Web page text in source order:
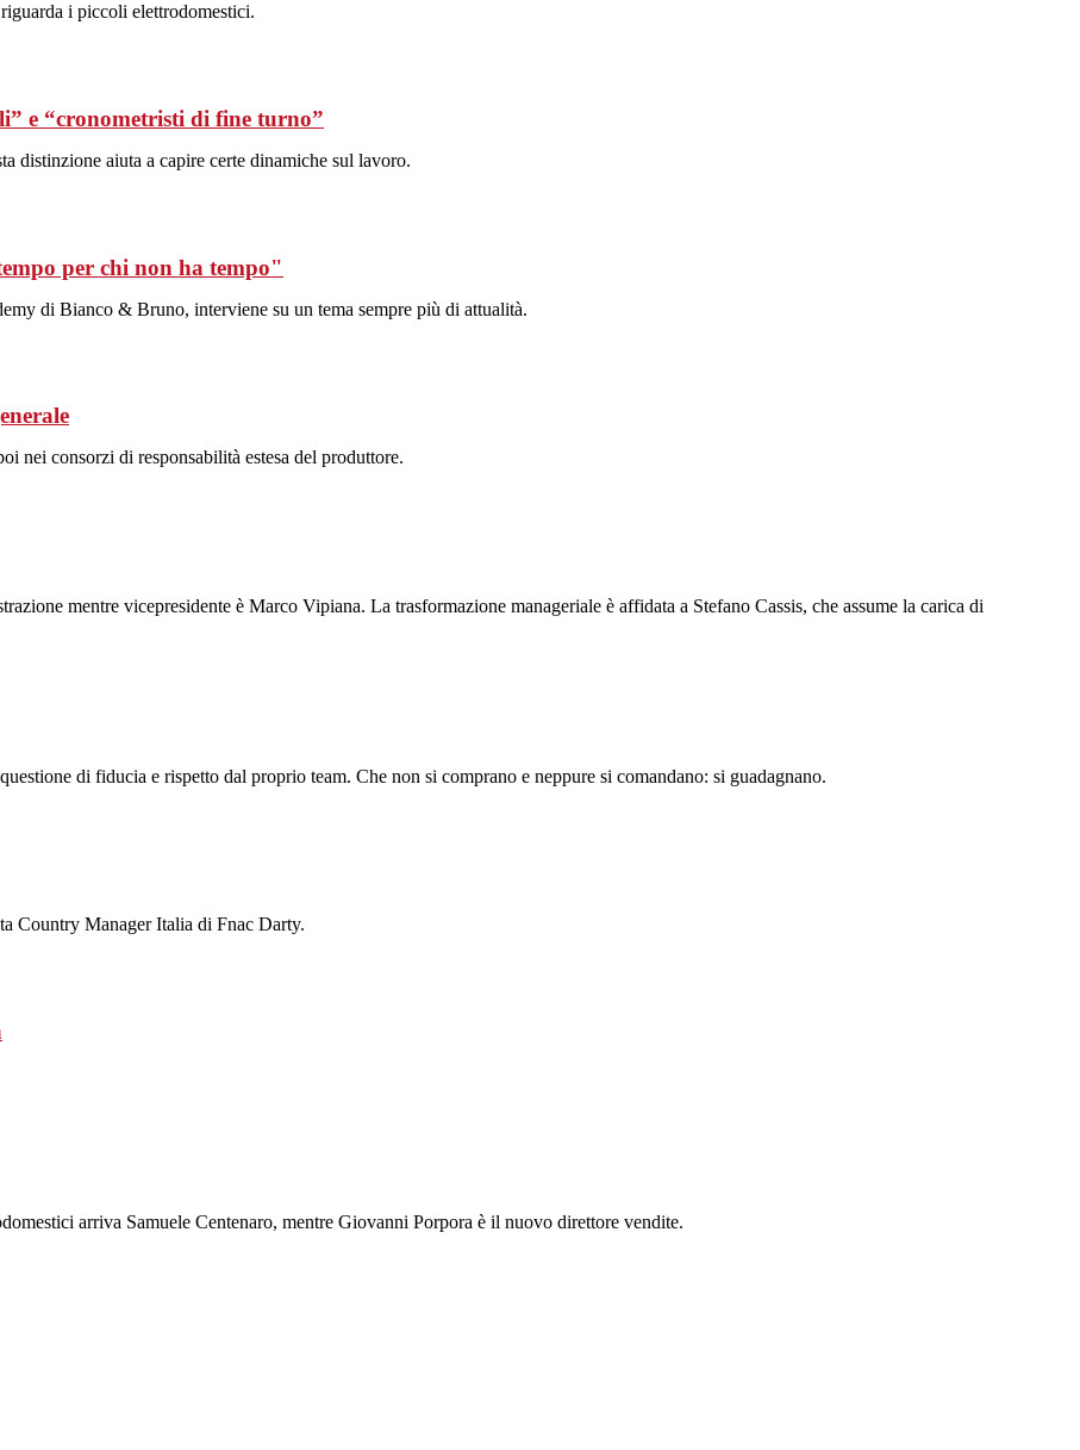
i piccoli elettrodomestici.
e “cronometristi di fine turno”
distinzione aiuta a capire certe dinamiche sul lavoro.
per chi non ha tempo"
di Bianco & Bruno, interviene su un tema sempre più di attualità.
nei consorzi di responsabilità estesa del produttore.
mentre vicepresidente è Marco Vipiana. La trasformazione manageriale è affidata a Stefano Cassis, che assume la carica di
di fiducia e rispetto dal proprio team. Che non si comprano e neppure si comandano: si guadagnano.
Country Manager Italia di Fnac Darty.
arriva Samuele Centenaro, mentre Giovanni Porpora è il nuovo direttore vendite.